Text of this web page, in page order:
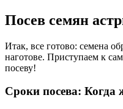
Посев семян
Итак, все готово: семена
наготове. Приступаем к
посеву!
Сроки посева: Когда